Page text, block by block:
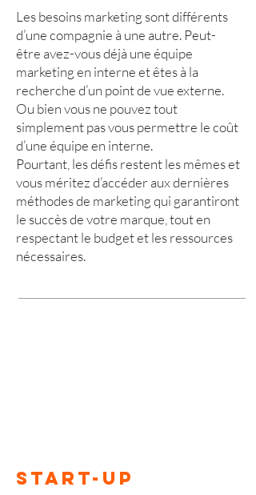
Les besoins marketing sont différents
d’une compagnie à une autre. Peut-
être avez-vous déjà une équipe
marketing en interne et êtes à la
recherche d’un point de vue externe.
Ou bien vous ne pouvez tout
simplement pas vous permettre le coût
d’une équipe en interne.
Pourtant, les défis restent les mêmes et
vous méritez d’accéder aux dernières
méthodes de marketing qui garantiront
le succès de votre marque, tout en
respectant le budget et les ressources
nécessaires.
Start-Up